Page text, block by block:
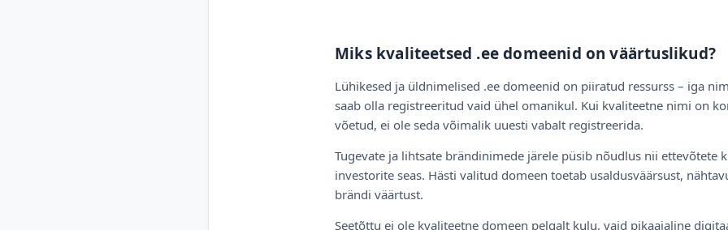
Miks kvaliteetsed .ee domeenid on väärtuslikud?
Lühikesed ja üldnimelised .ee domeenid on piiratud ressurss – iga
saab olla registreeritud vaid ühel omanikul. Kui kvaliteetne nimi on
võetud, ei ole seda võimalik uuesti vabalt registreerida.
Tugevate ja lihtsate brändinimede järele püsib nõudlus nii ettevõtete
investorite seas. Hästi valitud domeen toetab usaldusväärsust,
brändi väärtust.
Seetõttu ei ole kvaliteetne domeen pelgalt kulu, vaid pikaajaline